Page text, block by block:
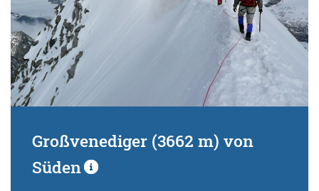
Großvenediger (3662 m) von
Süden